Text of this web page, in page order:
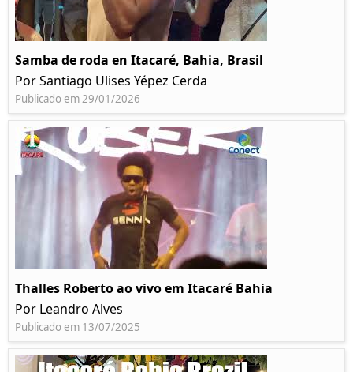
Samba de roda en Itacaré, Bahia, Brasil
Por Santiago Ulises Yépez Cerda
Publicado em 29/01/2026
Thalles Roberto ao vivo em Itacaré Bahia
Por Leandro Alves
Publicado em 13/07/2025